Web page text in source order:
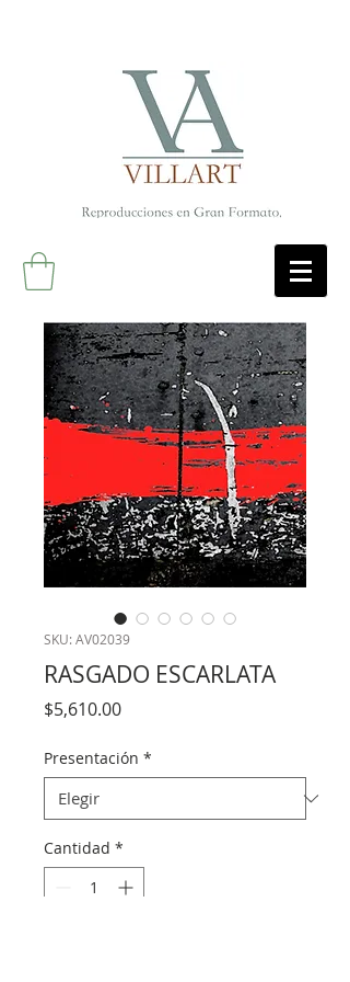
SKU: AV02039
RASGADO ESCARLATA
$5,610.00Precio
Presentación *
Cantidad *